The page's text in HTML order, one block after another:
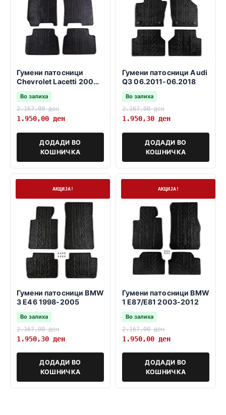
Гумени патосници
Chevrolet Lacetti 2004-
2010
Во залиха
2.167,00ден
1.950,00 ден
ДОДАДИ ВО
КОШНИЧКА
Гумени патосници Audi
Q3 06.2011-06.2018
Во залиха
2.167,00ден
1.950,30 ден
ДОДАДИ ВО
КОШНИЧКА
АКЦИЈА!
Гумени патосници BMW
3 E46 1998-2005
Во залиха
2.167,00ден
1.950,30 ден
ДОДАДИ ВО
КОШНИЧКА
АКЦИЈА!
Гумени патосници BMW
1 E87/E81 2003-2012
Во залиха
2.167,00ден
1.950,00 ден
ДОДАДИ ВО
КОШНИЧКА